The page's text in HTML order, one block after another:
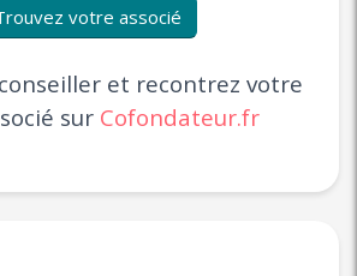
votre associé
et recontrez votre
sur Cofondateur.fr